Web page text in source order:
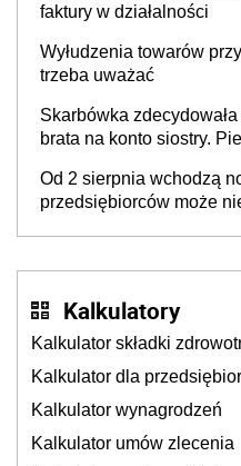
faktury w działalności
Wyłudzenia towarów
trzeba uważać
Skarbówka
brata na konto siostry.
będzie
Od 2 sierpnia wchodzą
przedsiębiorców może
Kalkulatory
Kalkulator składki
Kalkulator dla
Kalkulator wynagrodzeń
Kalkulator umów zlecenia